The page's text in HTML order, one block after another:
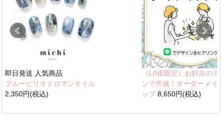
即日発送 人気商品
ブルーピリオドロマンネイル
2,350円(税込)
（LINE限定）お好みのデ
ンで作成！オーダーメイ
ップ8,650円(税込)